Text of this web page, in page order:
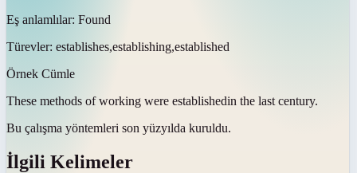
Eş anlamlılar: Found
Türevler: establishes,establishing,established
Örnek Cümle
These methods of working were establishedin the last century.
Bu çalışma yöntemleri son yüzyılda kuruldu.
İlgili Kelimeler